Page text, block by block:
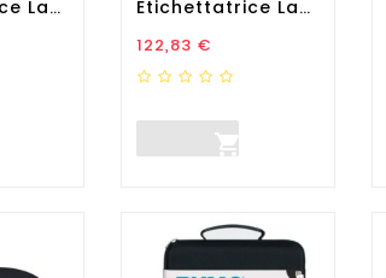
Etichettatrice Label... Etichettatrice Labelwriter...
Prezzo
122,83 €
